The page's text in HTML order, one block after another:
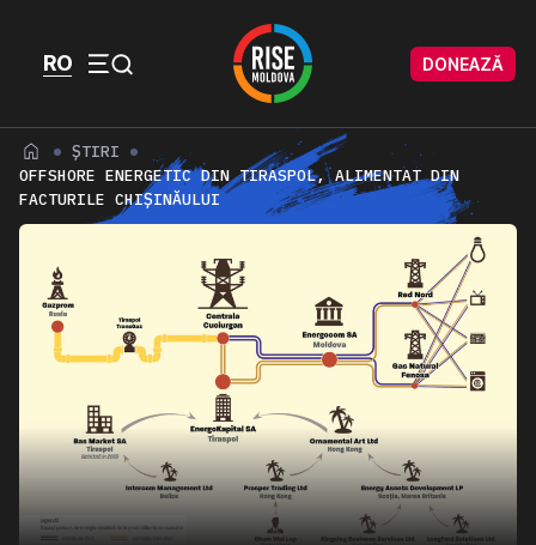
RO
DONEAZĂ
ȘTIRI
OFFSHORE ENERGETIC DIN TIRASPOL, ALIMENTAT DIN
FACTURILE CHIȘINĂULUI